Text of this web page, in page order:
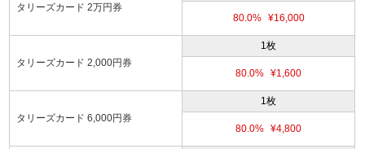
タリーズカード 2万円券
80.0% ¥16,000
タリーズカード 2,000円券
1枚
80.0% ¥1,600
タリーズカード 6,000円券
1枚
80.0% ¥4,800